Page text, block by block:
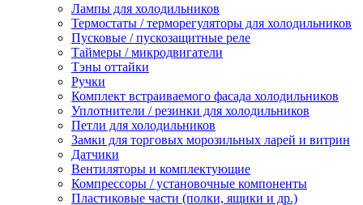
Лампы для холодильников
Термостаты / терморегуляторы для холодильников
Пусковые / пускозащитные реле
Таймеры / микродвигатели
Тэны оттайки
Ручки
Комплект встраиваемого фасада холодильников
Уплотнители / резинки для холодильников
Петли для холодильников
Замки для торговых морозильных ларей и витрин
Датчики
Вентиляторы и комплектующие
Компрессоры / установочные компоненты
Пластиковые части (полки, ящики и др.)